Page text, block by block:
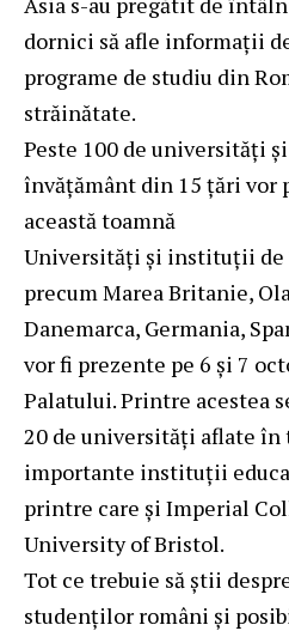
dornici să afle informații
programe de studiu din
străinătate.
Peste 100 de universități
învățământ din 15 țări vor
această toamnă
Universități și instituții de
precum Marea Britanie,
Danemarca, Germania,
vor fi prezente pe 6 şi 7
Palatului. Printre acestea
20 de universități aflate în
importante instituţii
printre care şi Imperial
University of Bristol.
Tot ce trebuie să știi
studenților români și